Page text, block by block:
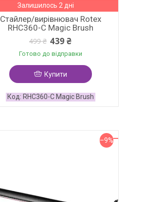
Залишилось 2 дні
Стайлер/вирівнювач Rotex
RHC360-C Magic Brush
499 ₴ 439 ₴
Готово до відправки
Купити
RHC360-C Magic Brush
–9%